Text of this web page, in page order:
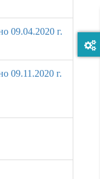
09.04.2020 г.
09.11.2020 г.